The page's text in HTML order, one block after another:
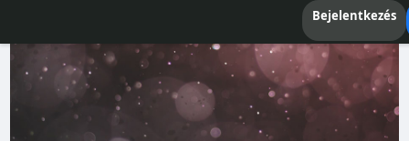
Bejelentkezés